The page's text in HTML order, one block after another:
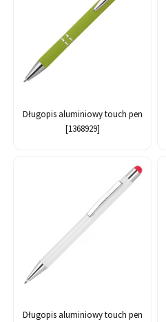
Długopis aluminiowy touch pen
[1368929]
Długopis aluminiowy touch pen